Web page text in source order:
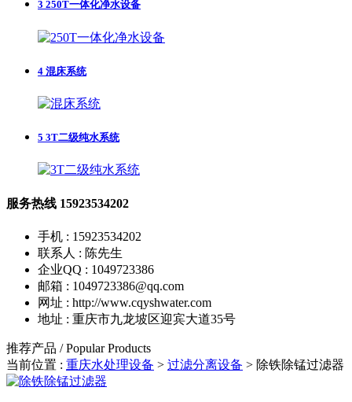
3 250T一体化净水设备
4 混床系统
5 3T二级纯水系统
服务热线 15923534202
手机 : 15923534202
联系人 : 陈先生
企业QQ : 1049723386
邮箱 : 1049723386@qq.com
网址 : http://www.cqyshwater.com
地址 : 重庆市九龙坡区迎宾大道35号
推荐产品 / Popular Products
当前位置 : 重庆水处理设备 > 过滤分离设备 > 除铁除锰过滤器